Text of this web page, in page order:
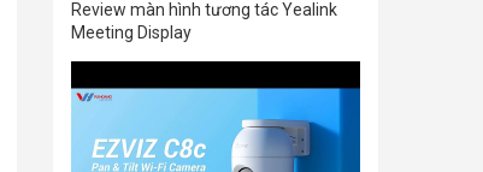
Review màn hình tương tác Yealink
Meeting Display